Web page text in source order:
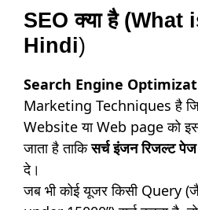
SEO क्या है (What
Hindi)
Search Engine
Marketing Techniques है
Website या Web page को
जाता है ताकिसर्च इंजन रिजल्ट
दे।
जब भी कोई यूजर किसी Query